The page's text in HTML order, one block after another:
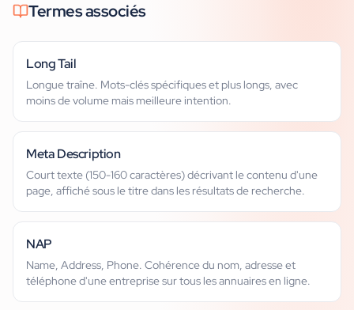
Termes associés
Long Tail
Longue traîne. Mots-clés spécifiques et plus longs, avec
moins de volume mais meilleure intention.
Meta Description
Court texte (150-160 caractères) décrivant le contenu d'une
page, affiché sous le titre dans les résultats de recherche.
NAP
Name, Address, Phone. Cohérence du nom, adresse et
téléphone d'une entreprise sur tous les annuaires en ligne.